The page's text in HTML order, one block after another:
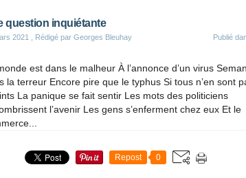
question inquiétante
2021 , Rédigé par Georges Bleuhay Publié
est dans le malheur À l’annonce d’un virus
la terreur Encore pire que le typhus Si tous n’en sont
La panique se fait sentir Les mots des politiciens
l’avenir Les gens s’enferment chez eux Et le
Repost 0